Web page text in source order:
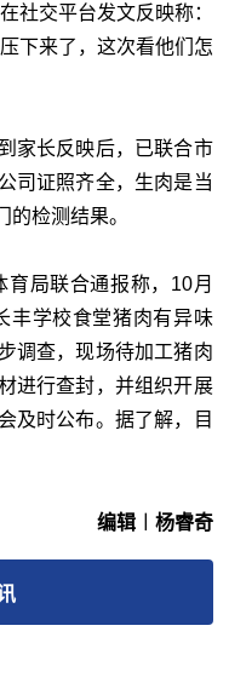
社交平台发文反映称：
下来了，这次看他们怎
家长反映后，已联合市
司证照齐全，生肉是当
检测结果。
局联合通报称，10月
丰学校食堂猪肉有异味
调查，现场待加工猪肉
进行查封，并组织开展
及时公布。据了解，目
编辑︱杨睿奇